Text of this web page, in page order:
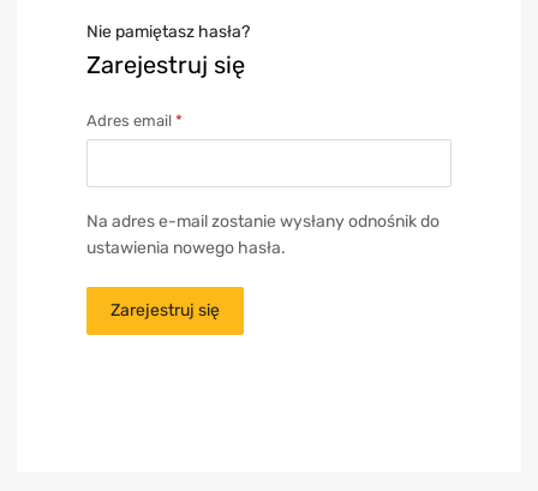
Nie pamiętasz hasła?
Zarejestruj się
Adres email *
Na adres e-mail zostanie wysłany odnośnik do
ustawienia nowego hasła.
Zarejestruj się